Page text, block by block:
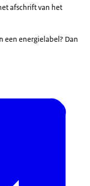
afschrift van het
een energielabel? Dan